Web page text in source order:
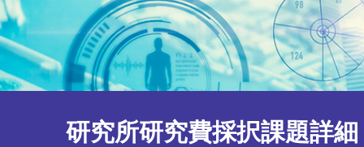
研究所研究費採択課題詳